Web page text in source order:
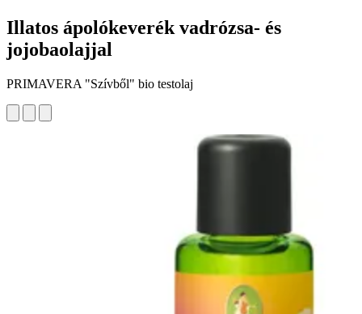
Illatos ápolókeverék vadrózsa- és
jojobaolajjal
PRIMAVERA "Szívből" bio testolaj